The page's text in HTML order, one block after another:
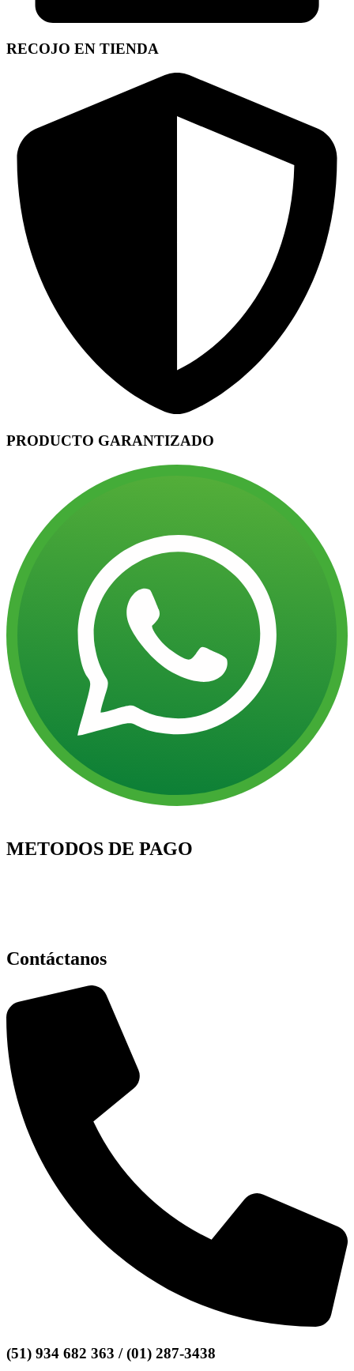
RECOJO EN TIENDA
PRODUCTO GARANTIZADO
METODOS DE PAGO
Contáctanos
(51) 934 682 363 / (01) 287-3438